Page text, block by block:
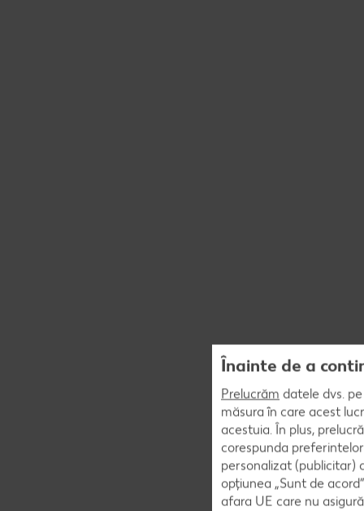
Înainte de a
Prelucrăm datele dvs.
măsura în care acest
acestuia. În plus,
corespunda
personalizat (publicitar)
opțiunea „Sunt de
afara UE care nu